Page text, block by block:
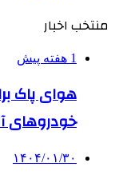
منتخب اخبار
1 هفته پیش
هوای پاک
خودروهای
۱۴۰۴/۰۱/۳۰